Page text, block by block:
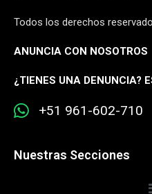
Todos los derechos
ANUNCIA CON NOSOTROS
¿TIENES UNA DENUNCIA?
+51 961-602-710
Nuestras Secciones